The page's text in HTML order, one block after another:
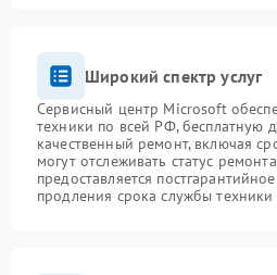
Широкий спектр услуг
Сервисный центр Microsoft
техники по всей РФ, бесплатную
качественный ремонт, включая
могут отслеживать статус
предоставляется
продления срока службы техники